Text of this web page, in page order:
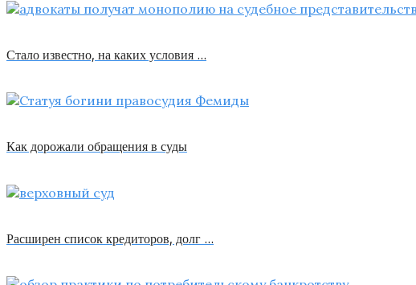
Стало известно, на каких условия …
Как дорожали обращения в суды
Расширен список кредиторов, долг …